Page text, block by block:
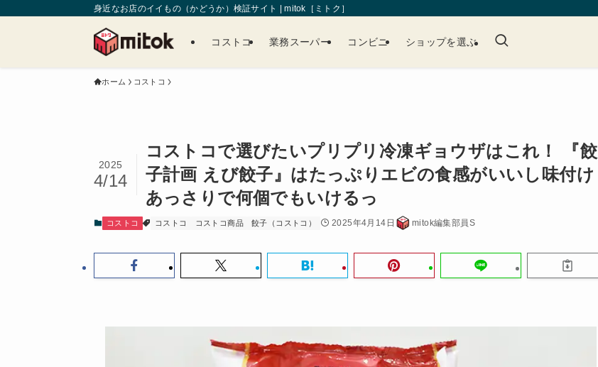
身近なお店のイイもの（かどうか）検証サイト | mitok［ミトク］
コストコ 業務スーパー コンビニ ショップを選ぶ
ホーム コストコ
コストコで選びたいプリプリ冷凍ギョウザはこれ！ 『餃
子計画 えび餃子』はたっぷりエビの食感がいいし味付け
あっさりで何個でもいけるっ
2025
4/14
コストコ コストコ コストコ商品 餃子（コストコ） 2025年4月14日 mitok編集部員S